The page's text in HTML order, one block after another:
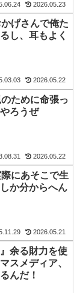
2026.05.23
かげさんで俺た
し、耳もよく
2026.05.22
のために命張っ
ろうぜ
2026.05.22
際にあそこで生
か分からへん
2026.05.21
余る財力を使
スメディア、
んだ！